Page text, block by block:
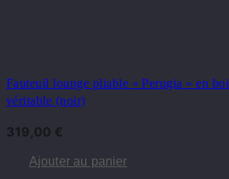
Fauteuil lounge pliable « Perugia » en
véritable (noir)
319,00 €
Ajouter au panier